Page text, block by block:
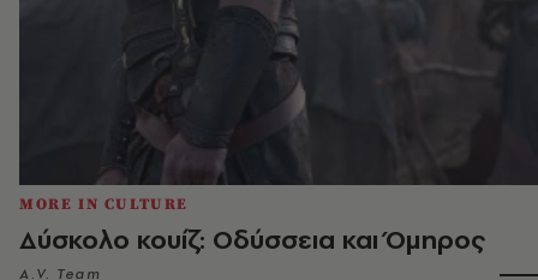
MORE IN CULTURE
Δύσκολο κουίζ: Οδύσσεια και Όμηρος
A.V. Team